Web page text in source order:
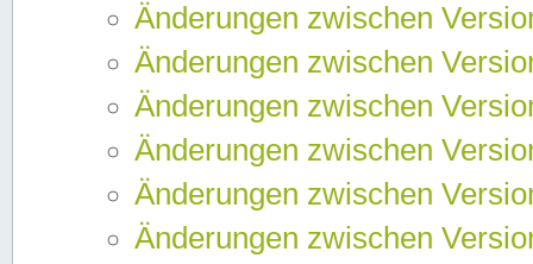
Änderungen zwischen
Änderungen zwischen
Änderungen zwischen
Änderungen zwischen
Änderungen zwischen
Änderungen zwischen